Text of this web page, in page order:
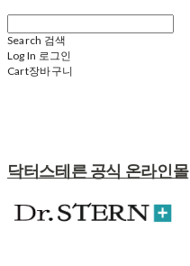
Search 검색
Log In 로그인
Cart장바구니
닥터스테른 공식 온라인몰